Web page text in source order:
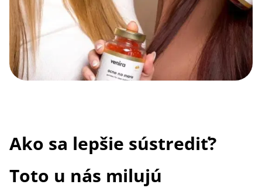
Ako sa lepšie sústrediť?
Toto u nás milujú